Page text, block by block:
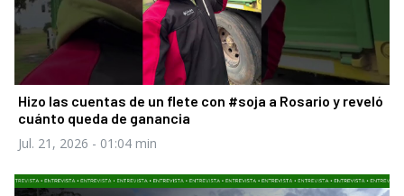
Hizo las cuentas de un flete con #soja a Rosario y reveló
cuánto queda de ganancia
Jul. 21, 2026 - 01:04 min